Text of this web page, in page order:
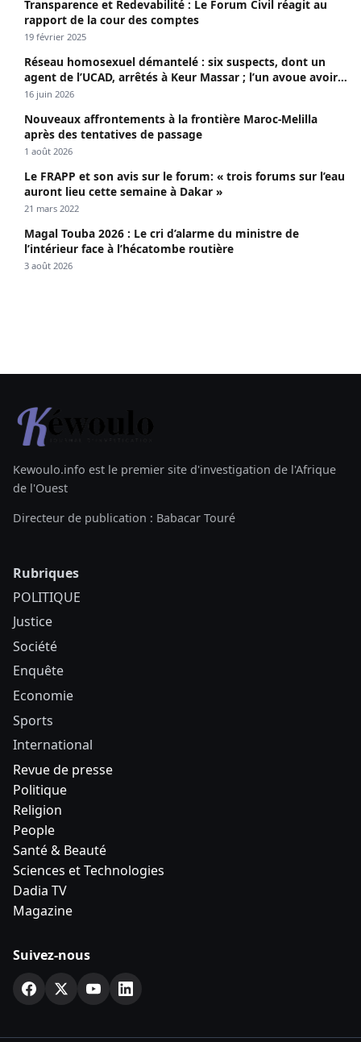
Transparence et Redevabilité : Le Forum Civil réagit au
rapport de la cour des comptes
19 février 2025
Réseau homosexuel démantelé : six suspects, dont un
agent de l’UCAD, arrêtés à Keur Massar ; l’un avoue avoir
propagé le VIH depuis 2018
16 juin 2026
Nouveaux affrontements à la frontière Maroc-Melilla
après des tentatives de passage
1 août 2026
Le FRAPP et son avis sur le forum: « trois forums sur l’eau
auront lieu cette semaine à Dakar »
21 mars 2022
Magal Touba 2026 : Le cri d’alarme du ministre de
l’intérieur face à l’hécatombe routière
3 août 2026
Kewoulo.info est le premier site d'investigation de l'Afrique
de l'Ouest
Directeur de publication : Babacar Touré
Rubriques
POLITIQUE
Justice
Société
Enquête
Economie
Sports
International
Revue de presse
Politique
Religion
People
Santé & Beauté
Sciences et Technologies
Dadia TV
Magazine
Suivez-nous